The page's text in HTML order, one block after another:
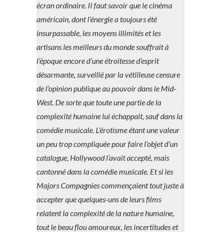
écran ordinaire. Il faut savoir que le cinéma
américain, dont l’énergie a toujours été
insurpassable, les moyens illimités et les
artisans les meilleurs du monde souffrait à
l’époque encore d’une étroitesse d’esprit
désarmante, surveillé par la vétilleuse censure
de l’opinion publique au pouvoir dans le Mid-
West. De sorte que toute une partie de la
complexité humaine lui échappait, sauf dans la
comédie musicale. L’érotisme étant une valeur
un peu trop compliquée pour faire l’objet d’un
catalogue, Hollywood l’avait accepté, mais
cantonné dans la comédie musicale. Et si les
Majors Compagnies commençaient tout juste à
accepter que quelques-uns de leurs films
relatent la complexité de la nature humaine,
tout le beau flou amoureux, les incertitudes et